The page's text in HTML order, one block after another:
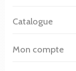
Catalogue
Mon compte